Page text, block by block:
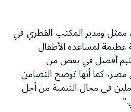
ممثل ومدير المكتب القطري في
لمساعدة الأطفال
أفضل في بعض من
مصر، كما أنها توضح التضامن
في مجال التنمية من أجل